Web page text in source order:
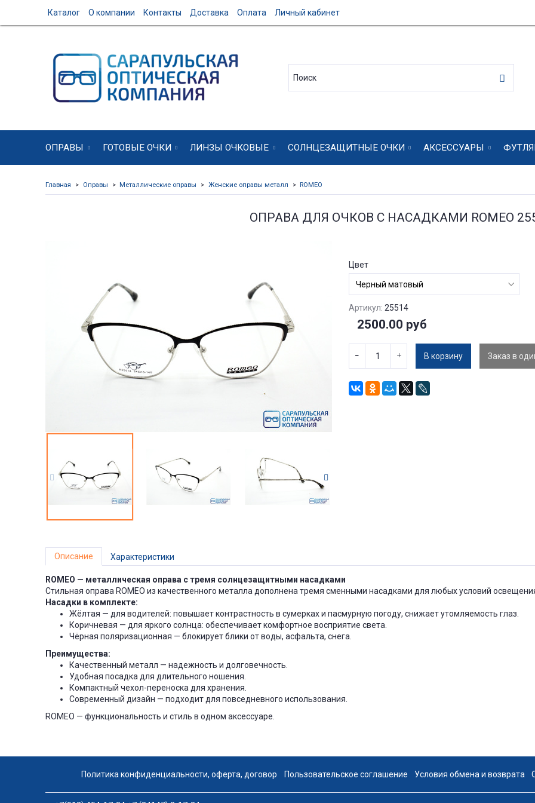
Каталог О компании Контакты Доставка Оплата Личный кабинет
ОПРАВЫ ГОТОВЫЕ ОЧКИ ЛИНЗЫ ОЧКОВЫЕ СОЛНЦЕЗАЩИТНЫЕ ОЧКИ АКСЕССУАРЫ
Главная Оправы Металлические оправы Женские оправы металл ROMEO
ОПРАВА ДЛЯ ОЧКОВ С НАСАДКАМИ ROMEO
Цвет
Артикул: 25514
2500.00 руб
В корзину Заказ в
Описание
ROMEO — металлическая оправа с тремя солнцезащитными насадками
Стильная оправа ROMEO из качественного металла дополнена тремя сменными насадками для любых условий
Насадки в комплекте:
Жёлтая — для водителей: повышает контрастность в сумерках и пасмурную погоду, снижает утомляемость глаз.
Коричневая — для яркого солнца: обеспечивает комфортное восприятие света.
Чёрная поляризационная — блокирует блики от воды, асфальта, снега.
Преимущества:
Качественный металл — надежность и долговечность.
Удобная посадка для длительного ношения.
Компактный чехол-переноска для хранения.
Современный дизайн — подходит для повседневного использования.
ROMEO — функциональность и стиль в одном аксессуаре.
Характеристики
Политика конфиденциальности, оферта, договор Пользовательское соглашение Условия обмена и возврата